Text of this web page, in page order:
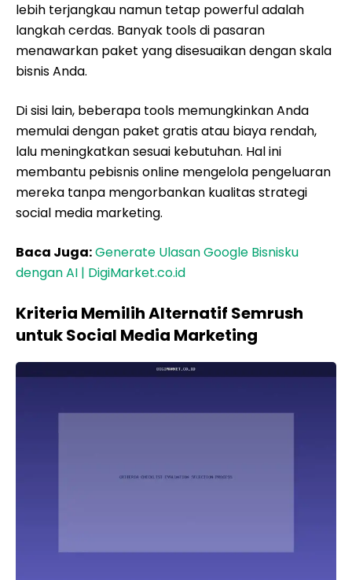
lebih terjangkau namun tetap powerful adalah
langkah cerdas. Banyak tools di pasaran
menawarkan paket yang disesuaikan dengan skala
bisnis Anda.
Di sisi lain, beberapa tools memungkinkan Anda
memulai dengan paket gratis atau biaya rendah,
lalu meningkatkan sesuai kebutuhan. Hal ini
membantu pebisnis online mengelola pengeluaran
mereka tanpa mengorbankan kualitas strategi
social media marketing.
Baca Juga:Generate Ulasan Google Bisnisku
dengan AI | DigiMarket.co.id
Kriteria Memilih Alternatif Semrush
untuk Social Media Marketing